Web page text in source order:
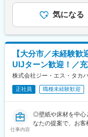
新規開拓はすぐに
年かけてじっくり
す。
■担当顧客イメージ
50社程度を担当
入社当初：新規7割
顧客基盤構築後：既
自ら開拓した顧客
よび既にご購入い
ー等もご担当いただ
価格帯は国産車と
で完了することなく、
アフターフォローま
合いすることになり
入車と言う商材を通
供することが我々の
※身内への販売を強
■組織構成：
【活躍している社員
・2022年入社 26
改定 年２回（7月
月間支給) ※その他
でも目安の金額であ
す。月給(月額)は固
気になる
【大分市／未経験
UIJターン歓迎！／
株式会社ジー・エス・タカ
正社員 職種未経験歓迎
仕事内容
◎壁紙や床材を中心
なたの提案で、お